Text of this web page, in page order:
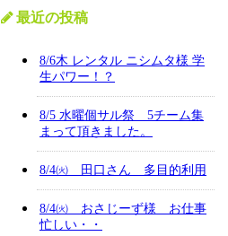
最近の投稿
8/6木 レンタル ニシムタ様 学
生パワー！？
8/5 水曜個サル祭 5チーム集
まって頂きました。
8/4㈫ 田口さん 多目的利用
8/4㈫ おさじーず様 お仕事
忙しい・・